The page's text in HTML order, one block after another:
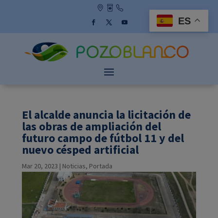
El alcalde anuncia la licitación de
las obras de ampliación del
futuro campo de fútbol 11 y del
nuevo césped artificial
Mar 20, 2023 | Noticias, Portada
ES